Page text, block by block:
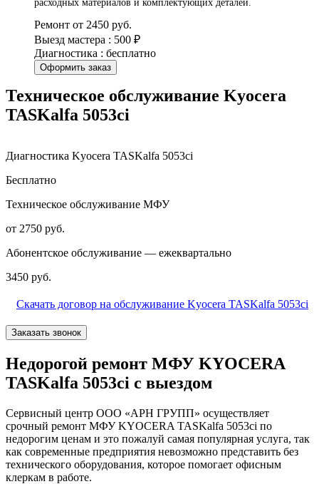
расходных материалов и комплектующих деталей.
Ремонт от 2450 руб.
Выезд мастера : 500 ₽
Диагностика : бесплатно
Оформить заказ
Техническое обслуживание Kyocera
TASKalfa 5053ci
Диагностика Kyocera TASKalfa 5053ci
Бесплатно
Техническое обслуживание МФУ
от 2750 руб.
Абонентское обслуживание — ежеквартально
3450 руб.
Скачать договор на обслуживание Kyocera TASKalfa 5053ci
Заказать звонок
Недорогой ремонт МФУ KYOCERA
TASKalfa 5053ci с выездом
Сервисный центр ООО «АРН ГРУПП» осуществляет
срочный ремонт МФУ KYOCERA TASKalfa 5053ci по
недорогим ценам и это пожалуй самая популярная услуга, так
как современные предприятия невозможно представить без
технического оборудования, которое помогает офисным
клеркам в работе.